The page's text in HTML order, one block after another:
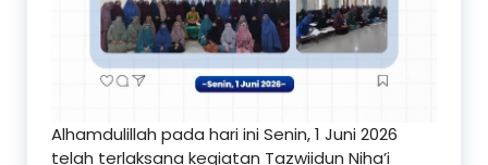
Alhamdulillah pada hari ini Senin, 1 Juni 2026
telah terlaksana kegiatan Tazwiidun Niha’i